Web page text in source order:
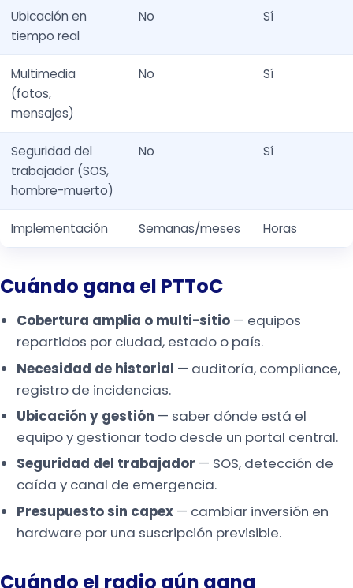
Ubicación en
tiempo real
No Sí
Multimedia
(fotos,
mensajes)
No Sí
Seguridad del
trabajador (SOS,
hombre-muerto)
No Sí
Implementación Semanas/meses Horas
Cuándo gana el PTToC
Cobertura amplia o multi-sitio— equipos
repartidos por ciudad, estado o país.
Necesidad de historial — auditoría, compliance,
registro de incidencias.
Ubicación y gestión — saber dónde está el
equipo y gestionar todo desde un portal central.
Seguridad del trabajador — SOS, detección de
caída y canal de emergencia.
Presupuesto sin capex— cambiar inversión en
hardware por una suscripción previsible.
Cuándo el radio aún gana